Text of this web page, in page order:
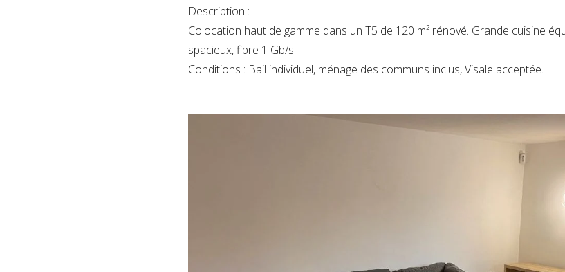
Description :
Colocation haut de gamme dans un T5 de 120 m² rénové. Grande cuisine
spacieux, fibre 1 Gb/s.
Conditions : Bail individuel, ménage des communs inclus, Visale acceptée.